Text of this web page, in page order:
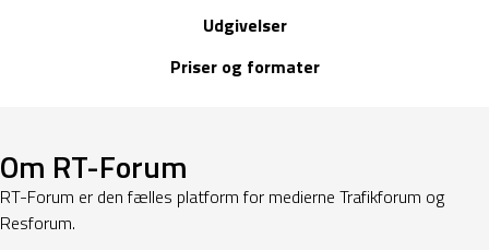
Udgivelser
Priser og formater
Om RT-Forum
RT-Forum er den fælles platform for medierne Trafikforum og
Resforum.